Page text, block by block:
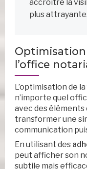
accroître la
plus attrayante.
l’office
L’optimisation de
n’importe quel
avec des
transformer une
communication
En utilisant des
peut afficher son
subtile mais